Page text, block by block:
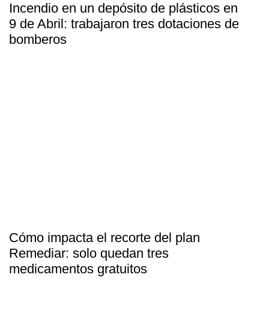
Incendio en un depósito de plásticos en
9 de Abril: trabajaron tres dotaciones de
bomberos
Cómo impacta el recorte del plan
Remediar: solo quedan tres
medicamentos gratuitos